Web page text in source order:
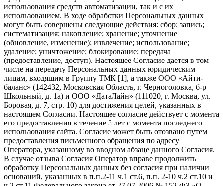
использования средств автоматизации, так и с их
использованием. В ходе обработки Персональных данных
могут быть совершены следующие действия: сбор; запись;
систематизация; накопление; хранение; уточнение
(обновление, изменение); извлечение; использование;
удаление; уничтожение; блокирование; передача
(предоставление, доступ). Настоящее Согласие дается в том
числе на передачу Персональных данных юридическим
лицам, входящим в Группу ТМК [1], а также ООО «Айти-
баланс» (142432, Московская Область, г. Черноголовка, б-р
Школьный, д. 1а) и ООО «ДатаЛайн» (111020, г. Москва, ул.
Боровая, д. 7, стр. 10) для достижения целей, указанных в
настоящем Согласии. Настоящее согласие действует с момента
его предоставления в течение 3 лет с момента последнего
использования сайта. Согласие может быть отозвано путем
предоставления письменного обращения по адресу
Оператора, указанному во вводном абзаце данного Согласия.
В случае отзыва Согласия Оператор вправе продолжить
обработку Персональных данных без согласия при наличии
оснований, указанных в п.п.2-11 ч.1 ст.6, п.п. 2-10 ч.2 ст.10 и